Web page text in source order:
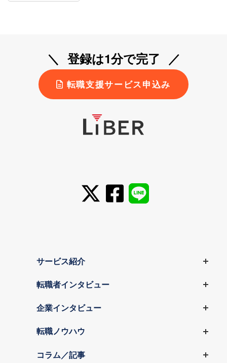
登録は1分で完了
転職支援サービス申込み
サービス紹介
転職者インタビュー
企業インタビュー
転職ノウハウ
コラム／記事